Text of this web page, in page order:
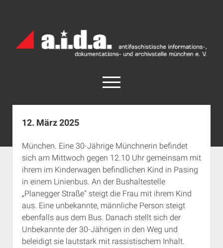
Archiv
München
open
menu
facebook
rss info@aida-archiv.de
Aktuelles
Termine
open
dropdown
menu
Antifaschistische Termine im Süden
Antifaschistische Termine in München
Rechte Termine im Süden
Rechte Termine München
Chronologie
Das Archiv
open
dropdown
menu
a.i.d.a. e. V. unterstützen
Über a.i.d.a.
RSS-Feeds, Twitter & Facebook
Impressum
12. März 2025
München. Eine 30-Jährige Münchnerin befindet
sich am Mittwoch gegen 12.10 Uhr gemeinsam mit
ihrem im Kinderwagen befindlichen Kind in Pasing
in einem Linienbus. An der Bushaltestelle
„Planegger Straße“ steigt die Frau mit ihrem Kind
aus. Eine unbekannte, männliche Person steigt
ebenfalls aus dem Bus. Danach stellt sich der
Unbekannte der 30-Jährigen in den Weg und
beleidigt sie lautstark mit rassistischem Inhalt.